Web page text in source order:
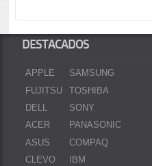
DESTACADOS
APPLE
FUJITSU
DELL
ACER
ASUS
CLEVO
SAMSUNG
TOSHIBA
SONY
PANASONIC
COMPAQ
IBM